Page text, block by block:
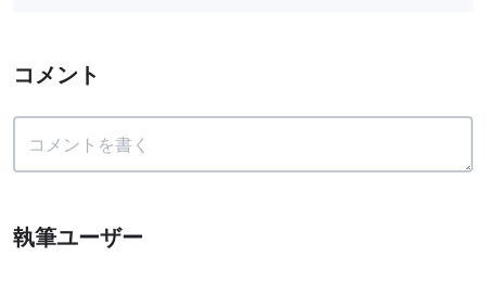
コメント
執筆ユーザー